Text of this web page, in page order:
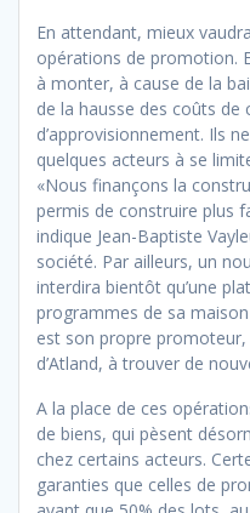
En attendant, mieux
opérations de promotion.
à monter, à cause de la
de la hausse des coûts
d’approvisionnement. Ils
quelques acteurs à se
«Nous finançons la
permis de construire plus
indique Jean-Baptiste
société. Par ailleurs, un
interdira bientôt qu’une
programmes de sa
est son propre
d’Atland, à trouver de
A la place de ces
de biens, qui pèsent
chez certains acteurs.
garanties que celles de